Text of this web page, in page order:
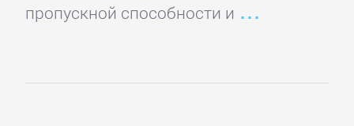
пропускной способности и
Зарубежная